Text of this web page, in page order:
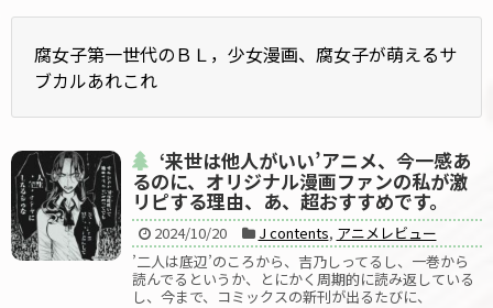
腐女子第一世代のＢＬ，少女漫画、腐女子が萌えるサ
ブカルあれこれ
‘来世は他人がいい’アニメ、今一感あ
るのに、オリジナル漫画ファンの私が激
リピする理由、あ、超おすすめです。
2024/10/20 J contents, アニメレビュー
’二人は底辺’のころから、吉乃しってるし、一巻から
読んでるというか、とにかく周期的に読み返している
し、今まで、コミックスの新刊が出るたびに、